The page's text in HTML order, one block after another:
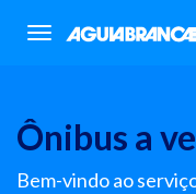
Ônibus a
Bem-vindo ao